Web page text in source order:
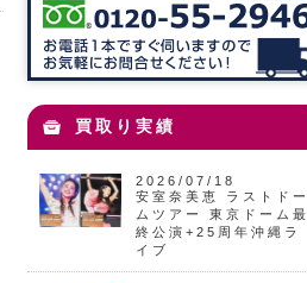
買取り実績
2026/07/18
安室奈美恵 ラストドー
ムツアー 東京ドーム最
終公演+25周年沖縄ラ
イブ